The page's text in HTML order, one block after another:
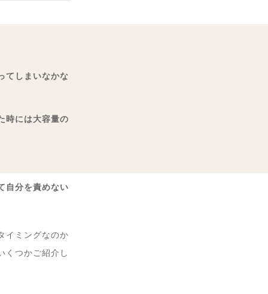
てしまいなかな
時には大容量の
自分を責めない
イミングなのか
くつかご紹介し